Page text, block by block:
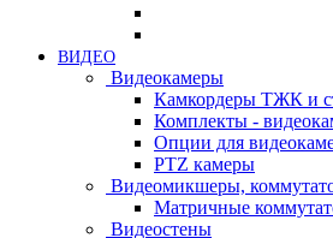
ВИДЕО
Видеокамеры
Камкордеры ТЖК и
Комплекты -
Опции для
PTZ камеры
Видеомикшеры,
Матричные
Видеостены